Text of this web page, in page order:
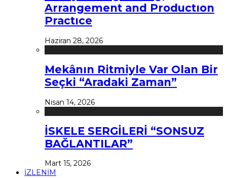
Arrangement and Productıon
Practıce
Haziran 28, 2026
Mekânın Ritmiyle Var Olan Bir
Seçki “Aradaki Zaman”
Nisan 14, 2026
İSKELE SERGİLERİ “SONSUZ
BAĞLANTILAR”
Mart 15, 2026
İZLENİM